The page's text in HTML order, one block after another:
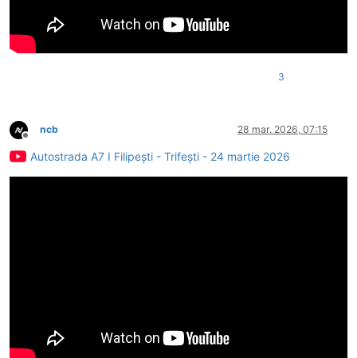
3
Deconectat
ncb 28 mar. 2026, 07:15
Autostrada A7 I Filipești - Trifești - 24 martie 2026